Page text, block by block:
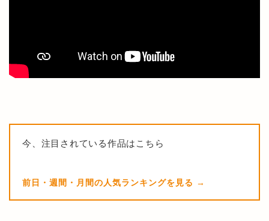
今、注目されている作品はこちら
前日・週間・月間の人気ランキングを見る